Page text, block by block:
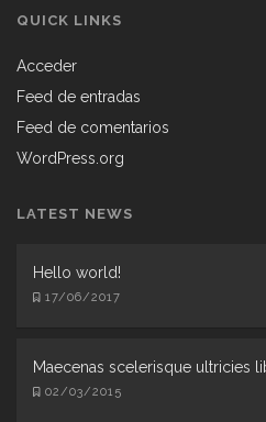
QUICK LINKS
Acceder
Feed de entradas
Feed de comentarios
WordPress.org
LATEST NEWS
Hello world!
17/06/2017
Maecenas scelerisque ultricies
02/03/2015